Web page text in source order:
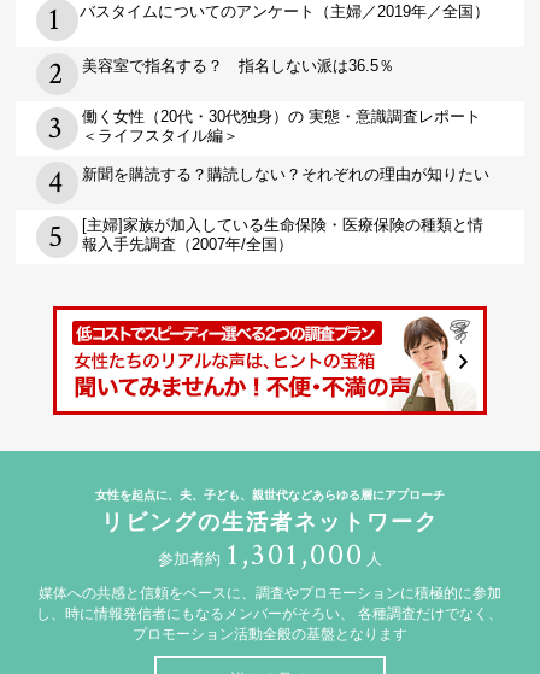
バスタイムについてのアンケート（主婦／2019年／全国）
美容室で指名する？ 指名しない派は36.5％
働く女性（20代・30代独身）の 実態・意識調査レポート
＜ライフスタイル編＞
新聞を購読する？購読しない？それぞれの理由が知りたい
[主婦]家族が加入している生命保険・医療保険の種類と情
報入手先調査（2007年/全国）
女性を起点に、夫、子ども、親世代などあらゆる層にアプローチ
リビングの生活者ネットワーク
参加者約 1,301,000 人
媒体への共感と信頼をベースに、調査やプロモーションに積極的に参加
し、時に情報発信者にもなるメンバーがそろい、
各種調査だけでなく、
プロモーション活動全般の基盤となります